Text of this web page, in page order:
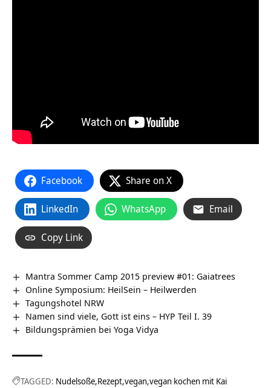
Facebook Share on X
LinkedIn WhatsApp Email
Copy Link
Mantra Sommer Camp 2015 preview #01: Gaiatrees
Online Symposium: HeilSein – Heilwerden
Tagungshotel NRW
Namen sind viele, Gott ist eins – HYP Teil I. 39
Bildungsprämien bei Yoga Vidya
TAGGED: Nudelsoße Rezept vegan vegan kochen mit Kai